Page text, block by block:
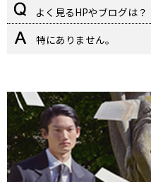
よく見るHPやブログは？
特にありません。